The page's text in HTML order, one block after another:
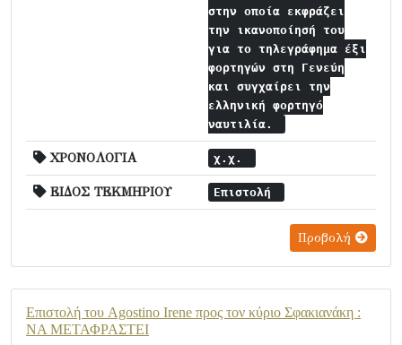
στην οποία εκφράζει
την ικανοποίησή του
για το τηλεγράφημα έξι
φορτηγών στη Γενεύη
και συγχαίρει την
ελληνική φορτηγό
ναυτιλία.
ΧΡΟΝΟΛΟΓΙΑ χ.χ.
ΕΙΔΟΣ ΤΕΚΜΗΡΙΟΥ Επιστολή
Προβολή
Επιστολή του Agostino Irene προς τον κύριο Σφακιανάκη :
ΝΑ ΜΕΤΑΦΡΑΣΤΕΙ